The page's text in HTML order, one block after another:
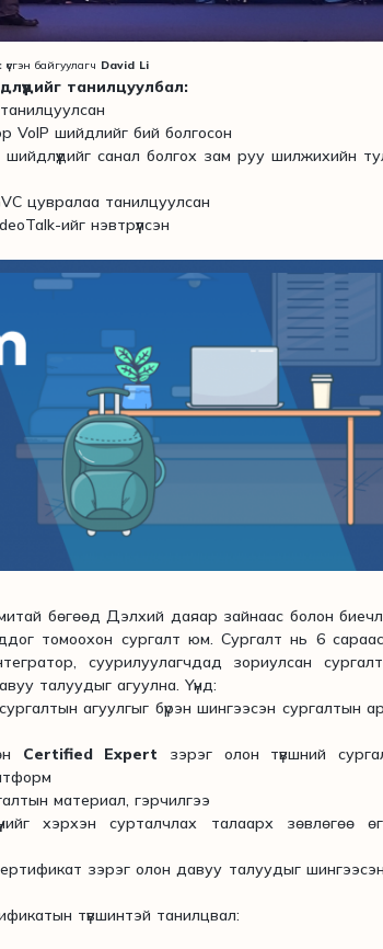
үүсгэн байгуулагч David Li
танилцуулбал:
VoIP шийдлийг бий болгосон
санал болгох зам руу шилжихийн
цувралаа танилцуулсан
ийг нэвтрүүлсэн
бөгөөд Дэлхий даяар зайнаас болон
томоохон сургалт юм. Сургалт нь 6
суурилуулагчдад зориулсан
талуудыг агуулна. Үүнд:
агуулгыг бүрэн шингээсэн сургалтын
Certified Expert зэрэг олон түвшний
материал, гэрчилгээ
хэрхэн сурталчлах талаарх зөвлөгөө
зэрэг олон давуу талуудыг шингээсэн
түвшинтэй танилцвал: